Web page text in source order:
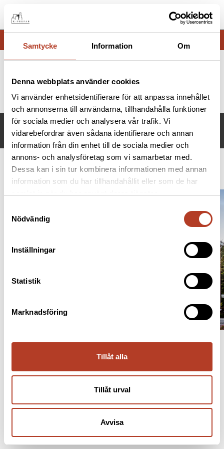
Samtycke Information Om
Denna webbplats använder cookies
Vi använder enhetsidentifierare för att anpassa innehållet
och annonserna till användarna, tillhandahålla funktioner
för sociala medier och analysera vår trafik. Vi
vidarebefordrar även sådana identifierare och annan
information från din enhet till de sociala medier och
annons- och analysföretag som vi samarbetar med.
Dessa kan i sin tur kombinera informationen med annan
information som du har tillhandahållit eller som de har
Nödvändig
Inställningar
Statistik
Marknadsföring
Tillåt alla
Tillåt urval
Avvisa
Menu
Home Kv. Lobelian & Kv. Mispeln Älta
KV. LOBELIAN & KV. MISPELN ÄLTA
Housing